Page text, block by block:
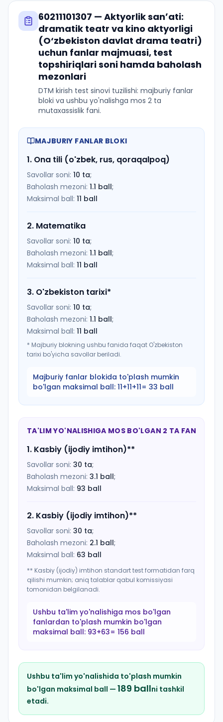
60211101307 — Aktyorlik sanʼati:
dramatik teatr va kino aktyorligi
(O‘zbekiston davlat drama teatri)
uchun fanlar majmuasi, test
topshiriqlari soni hamda baholash
mezonlari
DTM kirish test sinovi tuzilishi: majburiy fanlar
bloki va ushbu yo'nalishga mos 2 ta
mutaxassislik fani.
MAJBURIY FANLAR BLOKI
1. Ona tili (o'zbek, rus, qoraqalpoq)
Savollar soni: 10 ta;
Baholash mezoni: 1.1 ball;
Maksimal ball: 11 ball
2. Matematika
Savollar soni: 10 ta;
Baholash mezoni: 1.1 ball;
Maksimal ball: 11 ball
3. O'zbekiston tarixi*
Savollar soni: 10 ta;
Baholash mezoni: 1.1 ball;
Maksimal ball: 11 ball
* Majburiy blokning ushbu fanida faqat O'zbekiston
tarixi bo'yicha savollar beriladi.
Majburiy fanlar blokida to'plash mumkin
bo'lgan maksimal ball: 11+11+11= 33 ball
TA'LIM YO'NALISHIGA MOS BO'LGAN 2 TA FAN
1. Kasbiy (ijodiy imtihon)**
Savollar soni: 30 ta;
Baholash mezoni: 3.1 ball;
Maksimal ball: 93 ball
2. Kasbiy (ijodiy imtihon)**
Savollar soni: 30 ta;
Baholash mezoni: 2.1 ball;
Maksimal ball: 63 ball
** Kasbiy (ijodiy) imtihon standart test formatidan farq
qilishi mumkin; aniq talablar qabul komissiyasi
tomonidan belgilanadi.
Ushbu ta'lim yo'nalishiga mos bo'lgan
fanlardan to'plash mumkin bo'lgan
maksimal ball: 93+63= 156 ball
Ushbu ta'lim yo'nalishida to'plash mumkin
bo'lgan maksimal ball — 189 ballni tashkil
etadi.